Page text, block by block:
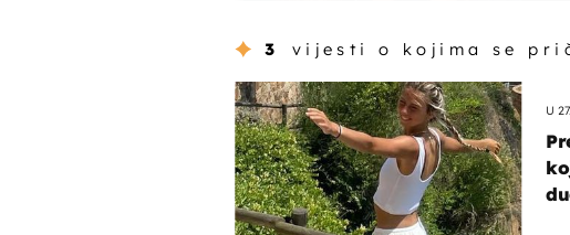
3 vijesti o kojima se
U